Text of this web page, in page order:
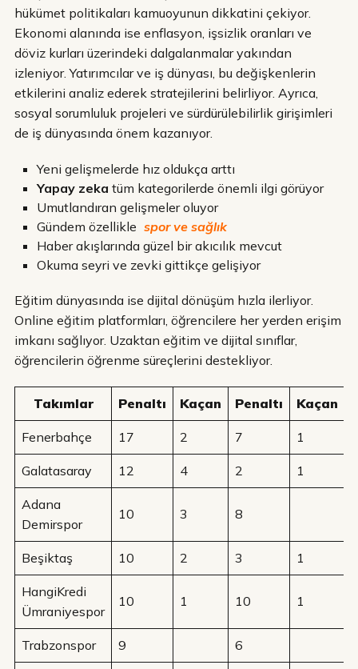
hükümet politikaları kamuoyunun dikkatini çekiyor.
Ekonomi alanında ise enflasyon, işsizlik oranları ve
döviz kurları üzerindeki dalgalanmalar yakından
izleniyor. Yatırımcılar ve iş dünyası, bu değişkenlerin
etkilerini analiz ederek stratejilerini belirliyor. Ayrıca,
sosyal sorumluluk projeleri ve sürdürülebilirlik girişimleri
de iş dünyasında önem kazanıyor.
Yeni gelişmelerde hız oldukça arttı
Yapay zeka tüm kategorilerde önemli ilgi görüyor
Umutlandıran gelişmeler oluyor
Gündem özellikle spor ve sağlık
Haber akışlarında güzel bir akıcılık mevcut
Okuma seyri ve zevki gittikçe gelişiyor
Eğitim dünyasında ise dijital dönüşüm hızla ilerliyor.
Online eğitim platformları, öğrencilere her yerden erişim
imkanı sağlıyor. Uzaktan eğitim ve dijital sınıflar,
öğrencilerin öğrenme süreçlerini destekliyor.
Takımlar Penaltı Kaçan Penaltı Kaçan
Fenerbahçe 17 2 7 1
Galatasaray 12 4 2 1
Adana
Demirspor
10 3 8
Beşiktaş 10 2 3 1
HangiKredi
Ümraniyespor
10 1 10 1
Trabzonspor 9 6